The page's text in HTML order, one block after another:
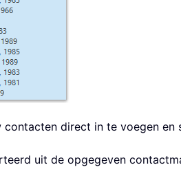
direct in te voegen en
uit de opgegeven